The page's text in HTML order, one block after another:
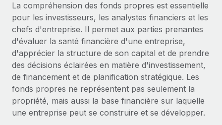
Connecter
Nouveau
Connectez n'importe quel outil d’IA à Remote grâce à
notre MCP
Intégrations
Rationalisez vos processus avec des outils essentiels
SERVICES
Entreprise
Les RH à l’international pour les grandes entreprises
TRAVAILLONS ENSEMBLE
Partenaires stratégiques de la tech
Intégrez les RH à l’international de manière flexible
Devenir partenaire
Explorez avec nous vos opportunités de partenariat
Checklists et modèles
Descriptions de postes
Webinaires
Événements
Salle de presse
Données sur les salaires et les talents
日本語
한국어
中文（简体）
La compréhension des fonds propres est essentielle
pour les investisseurs, les analystes financiers et les
chefs d'entreprise. Il permet aux parties prenantes
d'évaluer la santé financière d'une entreprise,
d'apprécier la structure de son capital et de prendre
des décisions éclairées en matière d'investissement,
de financement et de planification stratégique. Les
fonds propres ne représentent pas seulement la
propriété, mais aussi la base financière sur laquelle
une entreprise peut se construire et se développer.